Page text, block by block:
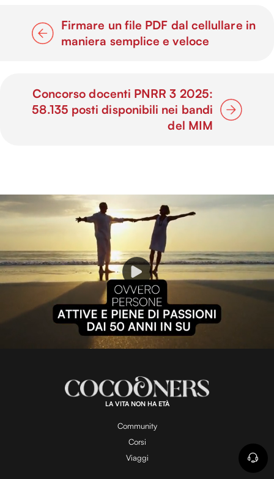
Firmare un file PDF dal cellullare in
maniera semplice e veloce
Concorso docenti PNRR 3 2025:
58.135 posti disponibili nei bandi
del MIM
P
l
a
y
V
L
:
1
0
0
.
0
LA VITA NON HA ETÀ
Community
Corsi
Viaggi